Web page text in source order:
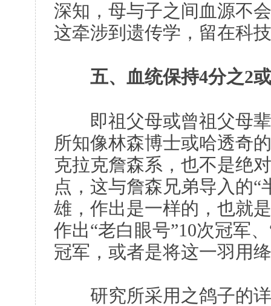
深知，母与子之间血源不
这牵涉到遗传学，留在科
五、血统保持4分之2
即祖父母或曾祖父母辈
所知像林森博士或哈透奇
克拉克詹森系，也不是绝
点，这与詹森兄弟导入的“
雄，作出是一样的，也就
作出“老白眼号”10次冠军
冠军，或者是将这一羽用
研究所采用之鸽子的详